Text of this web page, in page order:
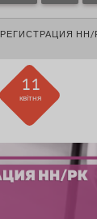
РЕГИСТРАЦИЯ НН/
11
квітня